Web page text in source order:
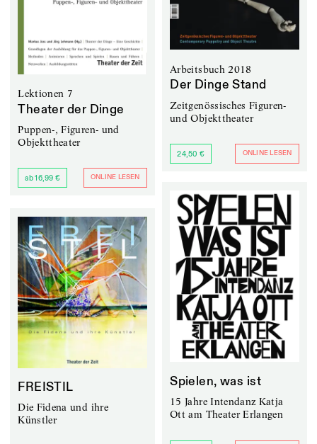
Lektionen 7
Theater der Dinge
Puppen-, Figuren- und
Objekttheater
ab 16,99 € ONLINE LESEN
Arbeitsbuch 2018
Der Dinge Stand
Zeitgenössisches Figuren-
und Objekttheater
24,50 € ONLINE LESEN
Spielen, was ist
15 Jahre Intendanz Katja
Ott am Theater Erlangen
FREISTIL
Die Fidena und ihre
Künstler